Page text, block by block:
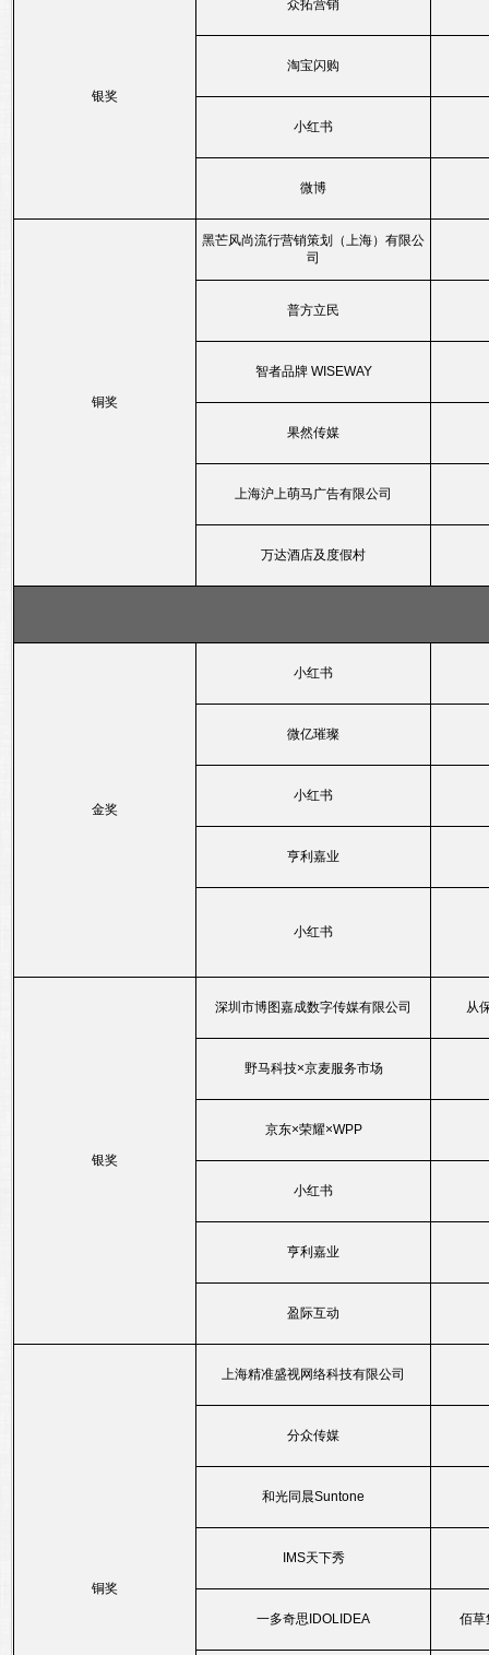
银奖
众拓营销
淘宝闪购
小红书
微博
铜奖
黑芒风尚流行营销策划（上海）有限公
司
普方立民
智者品牌 WISEWAY
果然传媒
上海沪上萌马广告有限公司
万达酒店及度假村
金奖
小红书
微亿璀璨
小红书
亨利嘉业
小红书
银奖
深圳市博图嘉成数字传媒有限公司 从
野马科技×京麦服务市场
京东×荣耀×WPP
小红书
亨利嘉业
盈际互动
铜奖
上海精准盛视网络科技有限公司
分众传媒
和光同晨Suntone
IMS天下秀
一多奇思IDOLIDEA 佰草